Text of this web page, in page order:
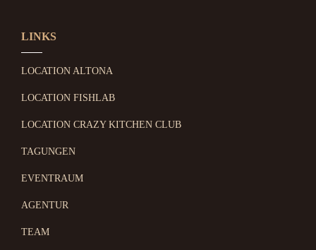
LINKS
LOCATION ALTONA
LOCATION FISHLAB
LOCATION CRAZY KITCHEN CLUB
TAGUNGEN
EVENTRAUM
AGENTUR
TEAM